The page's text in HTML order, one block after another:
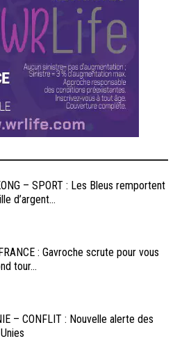
– SPORT : Les Bleus remportent
d’argent...
: Gavroche scrute pour vous
tour...
– CONFLIT : Nouvelle alerte des